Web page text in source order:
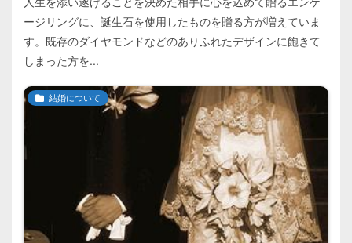
ージリングに、誕生石を使用したものを贈る方が増えていま
す。既存のダイヤモンドなどのありふれたデザインに飽きて
しまった方を...
結婚について